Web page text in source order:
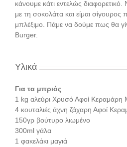
κάνουμε κάτι εντελώς
με τη σοκολάτα και είμαι
μπλέξιμο. Πάμε να δούμε πως θα
Burger.
Υλικά
Για τα μπριός
1 kg αλεύρι Χρυσό Αφοί
4 κουταλιές άχνη ζάχαρη Αφοί
150γρ βούτυρο λιωμένο
300ml γάλα
1 φακελάκι μαγιά